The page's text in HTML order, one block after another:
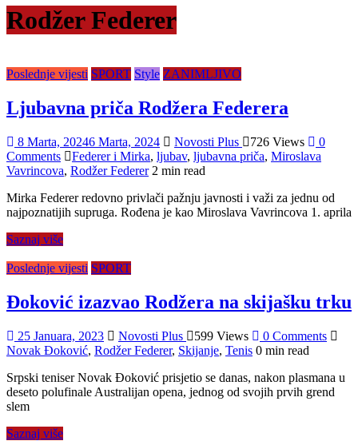
Rodžer Federer
Poslednje vijesti SPORT Style ZANIMLJIVO
Ljubavna priča Rodžera Federera
8 Marta, 20246 Marta, 2024 Novosti Plus 726 Views
0
Comments
Federer i Mirka, ljubav, ljubavna priča, Miroslava
Vavrincova, Rodžer Federer 2 min read
Mirka Federer redovno privlači pažnju javnosti i važi za jednu od
najpoznatijih supruga. Rođena je kao Miroslava Vavrincova 1. aprila
Saznaj više
Poslednje vijesti SPORT
Đoković izazvao Rodžera na skijašku trku
25 Januara, 2023 Novosti Plus 599 Views
0 Comments
Novak Đoković, Rodžer Federer, Skijanje, Tenis 0 min read
Srpski teniser Novak Đoković prisjetio se danas, nakon plasmana u
deseto polufinale Australijan opena, jednog od svojih prvih grend
slem
Saznaj više